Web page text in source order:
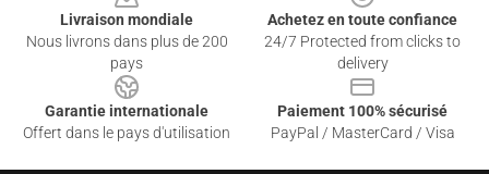
Livraison mondiale
Nous livrons dans plus de 200
pays
Achetez en toute confiance
24/7 Protected from clicks to
delivery
Garantie internationale
Offert dans le pays d'utilisation
Paiement 100% sécurisé
PayPal / MasterCard / Visa